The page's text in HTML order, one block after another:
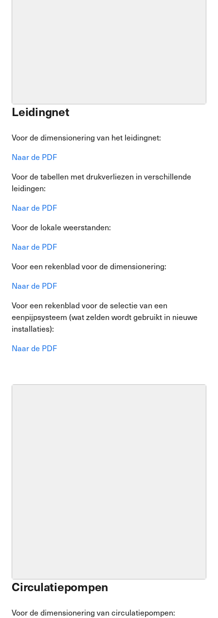
Leidingnet
Voor de dimensionering van het leidingnet:
Naar de PDF
Voor de tabellen met drukverliezen in verschillende
leidingen:
Naar de PDF
Voor de lokale weerstanden:
Naar de PDF
Voor een rekenblad voor de dimensionering:
Naar de PDF
Voor een rekenblad voor de selectie van een
eenpijpsysteem (wat zelden wordt gebruikt in nieuwe
installaties):
Naar de PDF
Circulatiepompen
Voor de dimensionering van circulatiepompen: